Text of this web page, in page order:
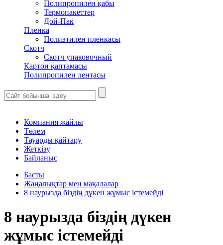
Полипропилен қабы
Термопакеттер
Дой-Пак
Пленка
Полиэтилен пленкасы
Скотч
Скотч упаковочный
Картон қаптамасы
Полипропилен лентасы
Компания жайлы
Төлем
Тауарды қайтару
Жеткізу
Байланыс
Басты
Жаңалықтар мен мақалалар
8 наурызда біздің дүкен жұмыс істемейді
8 наурызда біздің дүкен
жұмыс істемейді